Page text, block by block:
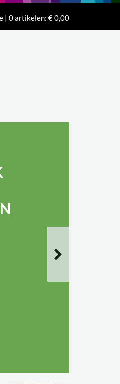
| 0artikelen: € 0,00